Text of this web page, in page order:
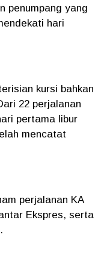
penumpang yang
hari
kursi bahkan
22 perjalanan
pertama libur
mencatat
perjalanan KA
Ekspres, serta